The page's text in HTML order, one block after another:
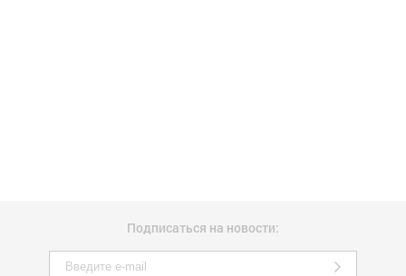
Подписаться на новости: